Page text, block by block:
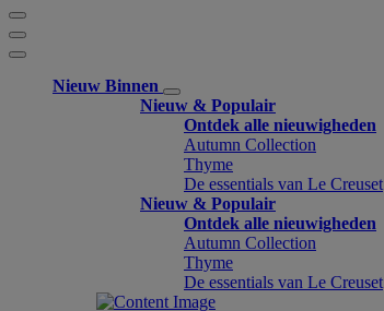
Nieuw Binnen
Nieuw & Populair
Ontdek alle nieuwigheden
Autumn Collection
Thyme
De essentials van Le Creuset
Nieuw & Populair
Ontdek alle nieuwigheden
Autumn Collection
Thyme
De essentials van Le Creuset